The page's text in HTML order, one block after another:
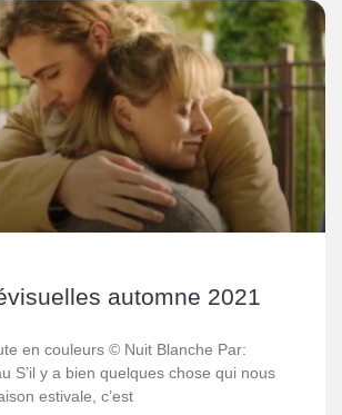
automne 2021
en couleurs © Nuit Blanche Par:
S’il y a bien quelques chose qui nous
estivale, c’est